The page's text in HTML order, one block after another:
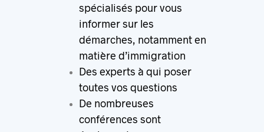
spécialisés pour vous
informer sur les
démarches, notamment en
matière d’immigration
Des experts à qui poser
toutes vos questions
De nombreuses
conférences sont